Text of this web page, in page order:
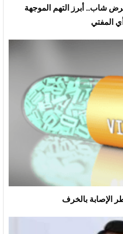
شاب.. أبرز التهم الموجهة
المفتي
الإصابة بالخرف